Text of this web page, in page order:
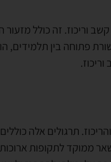
וריכוז. זה כולל
פתוחה בין תלמידים,
תרגולים אלה
ממוקד לתקופות ארוכות